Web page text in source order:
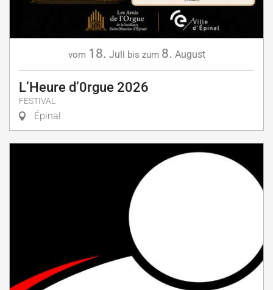
vom 18. Juli bis zum 8. August
L’Heure d’0rgue 2026
FESTIVAL
Épinal